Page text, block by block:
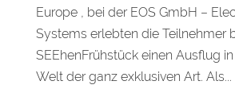
Europe , bei der EOS GmbH –
Systems erlebten die Teilnehmer
SEEhenFrühstück einen Ausflug
Welt der ganz exklusiven Art. Als...